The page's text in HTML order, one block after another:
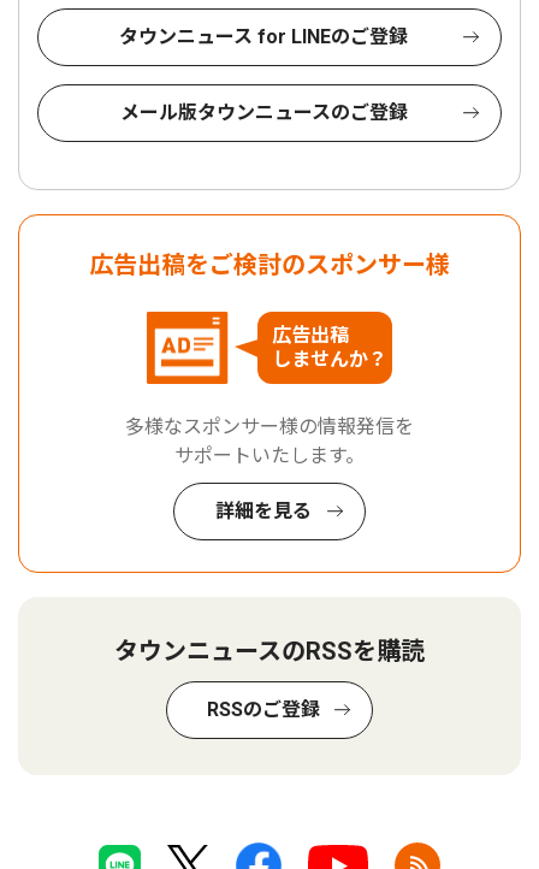
タウンニュース for LINEのご登録
メール版タウンニュースのご登録
広告出稿をご検討のスポンサー様
広告出稿
しませんか？
多様なスポンサー様の情報発信を
サポートいたします。
詳細を見る
タウンニュースのRSSを購読
RSSのご登録